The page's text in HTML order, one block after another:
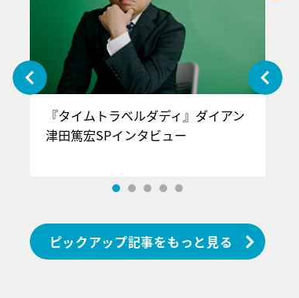
『タイムトラベルダディ』ダイアン
津田篤宏SPインタビュー
ピックアップ記事をもっと見る